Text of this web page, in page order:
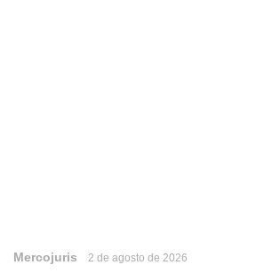
Mercojuris 2 de agosto de 2026